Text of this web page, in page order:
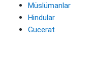
Müslümanlar
Hindular
Gucerat